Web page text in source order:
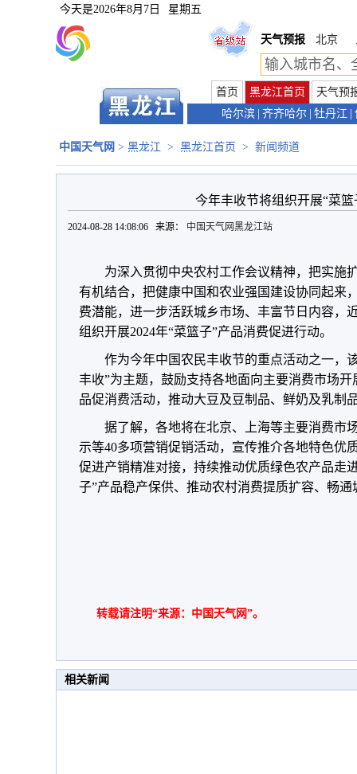
今天是2026年8月7日 星期五
天气预报 北京
首页 黑龙江首页
天气预
哈尔滨 齐齐哈尔 牡丹江
中国天气网 > 黑龙江 > 黑龙江首页 > 新闻频道
今年丰收节将组织开展“菜
2024-08-28 14:08:06 来源： 中国天气网黑龙江站
为深入贯彻中央农村工作会议精神，把实施
有机结合，把健康中国和农业强国建设协同起来
费潜能，进一步活跃城乡市场、丰富节日内容，
组织开展2024年“菜篮子”产品消费促进行动。
作为今年中国农民丰收节的重点活动之一，
丰收”为主题，鼓励支持各地面向主要消费市场
品促消费活动，推动大豆及豆制品、鲜奶及乳制
据了解，各地将在北京、上海等主要消费市
示等40多项营销促销活动，宣传推介各地特色优
促进产销精准对接，持续推动优质绿色农产品走
子”产品稳产保供、推动农村消费提质扩容、畅
转载请注明“来源：中国天气网”。
相关新闻